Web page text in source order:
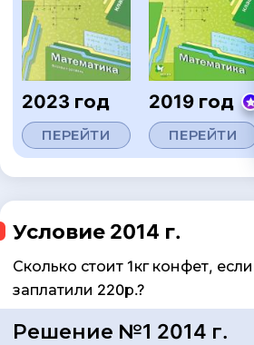
2023 год
ПЕРЕЙТИ
2019 год
ПЕРЕЙТИ
Условие 2014 г.
Сколько стоит 1кг конфет, если
заплатили 220р.?
Решение №1 2014 г.